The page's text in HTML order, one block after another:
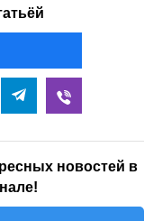
новостей в